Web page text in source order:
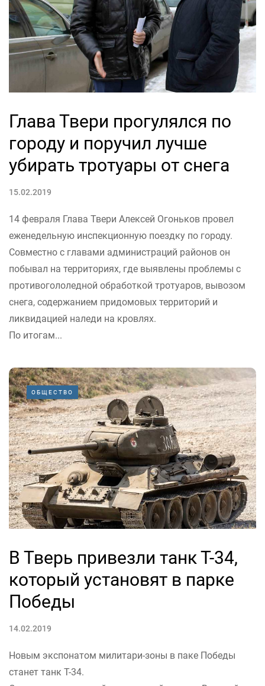
Глава Твери прогулялся по
городу и поручил лучше
убирать тротуары от снега
15.02.2019
14 февраля Глава Твери Алексей Огоньков провел
еженедельную инспекционную поездку по городу.
Совместно с главами администраций районов он
побывал на территориях, где выявлены проблемы с
противогололедной обработкой тротуаров, вывозом
снега, содержанием придомовых территорий и
ликвидацией наледи на кровлях.
По итогам...
ОБЩЕСТВО
В Тверь привезли танк Т-34,
который установят в парке
Победы
14.02.2019
Новым экспонатом милитари-зоны в паке Победы
станет танк Т-34.